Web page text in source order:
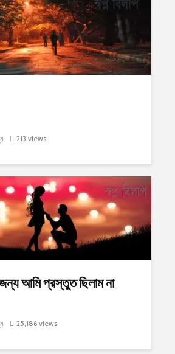
213 views
জন্য আমি প্রস্তুত ছিলাম না
25,186 views